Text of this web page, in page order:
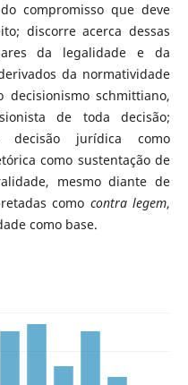
compromisso que deve
discorre acerca dessas
da legalidade e da
da normatividade
decisionismo schmittiano,
de toda decisão;
jurídica como
como sustentação de
mesmo diante de
como contra legem,
como base.